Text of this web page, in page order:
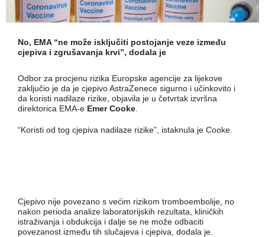
No, EMA “ne može isključiti postojanje veze između
cjepiva i zgrušavanja krvi”, dodala je
Odbor za procjenu rizika Europske agencije za lijekove
zaključio je da je cjepivo AstraZenece sigurno i učinkovito i
da koristi nadilaze rizike, objavila je u četvrtak izvršna
direktorica EMA-e Emer Cooke
“Koristi od tog cjepiva nadilaze rizike”, istaknula je Cooke.
Cjepivo nije povezano s većim rizikom tromboembolije, no
nakon perioda analize laboratorijskih rezultata, kliničkih
istraživanja i obdukcija i dalje se ne može odbaciti
povezanost između tih slučajeva i cjepiva, dodala je.